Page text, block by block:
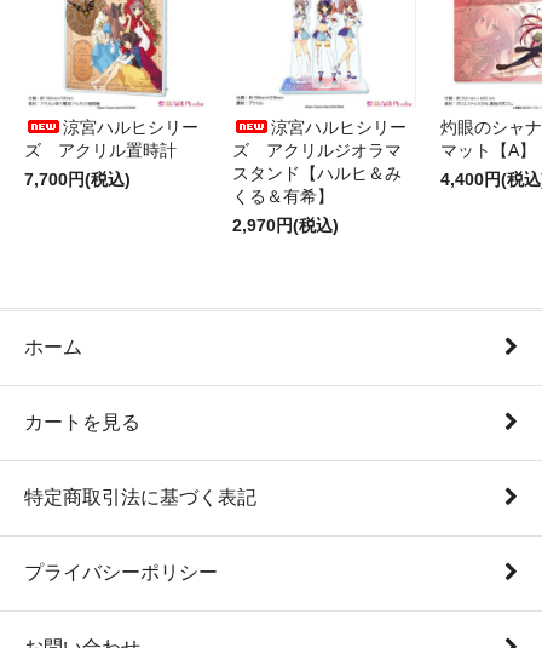
涼宮ハルヒシリー
ズ アクリル置時計
7,700円(税込)
涼宮ハルヒシリー
ズ アクリルジオラマ
スタンド【ハルヒ＆み
くる＆有希】
2,970円(税込)
灼眼のシャ
マット【A】
4,400円(税
ホーム
カートを見る
特定商取引法に基づく表記
プライバシーポリシー